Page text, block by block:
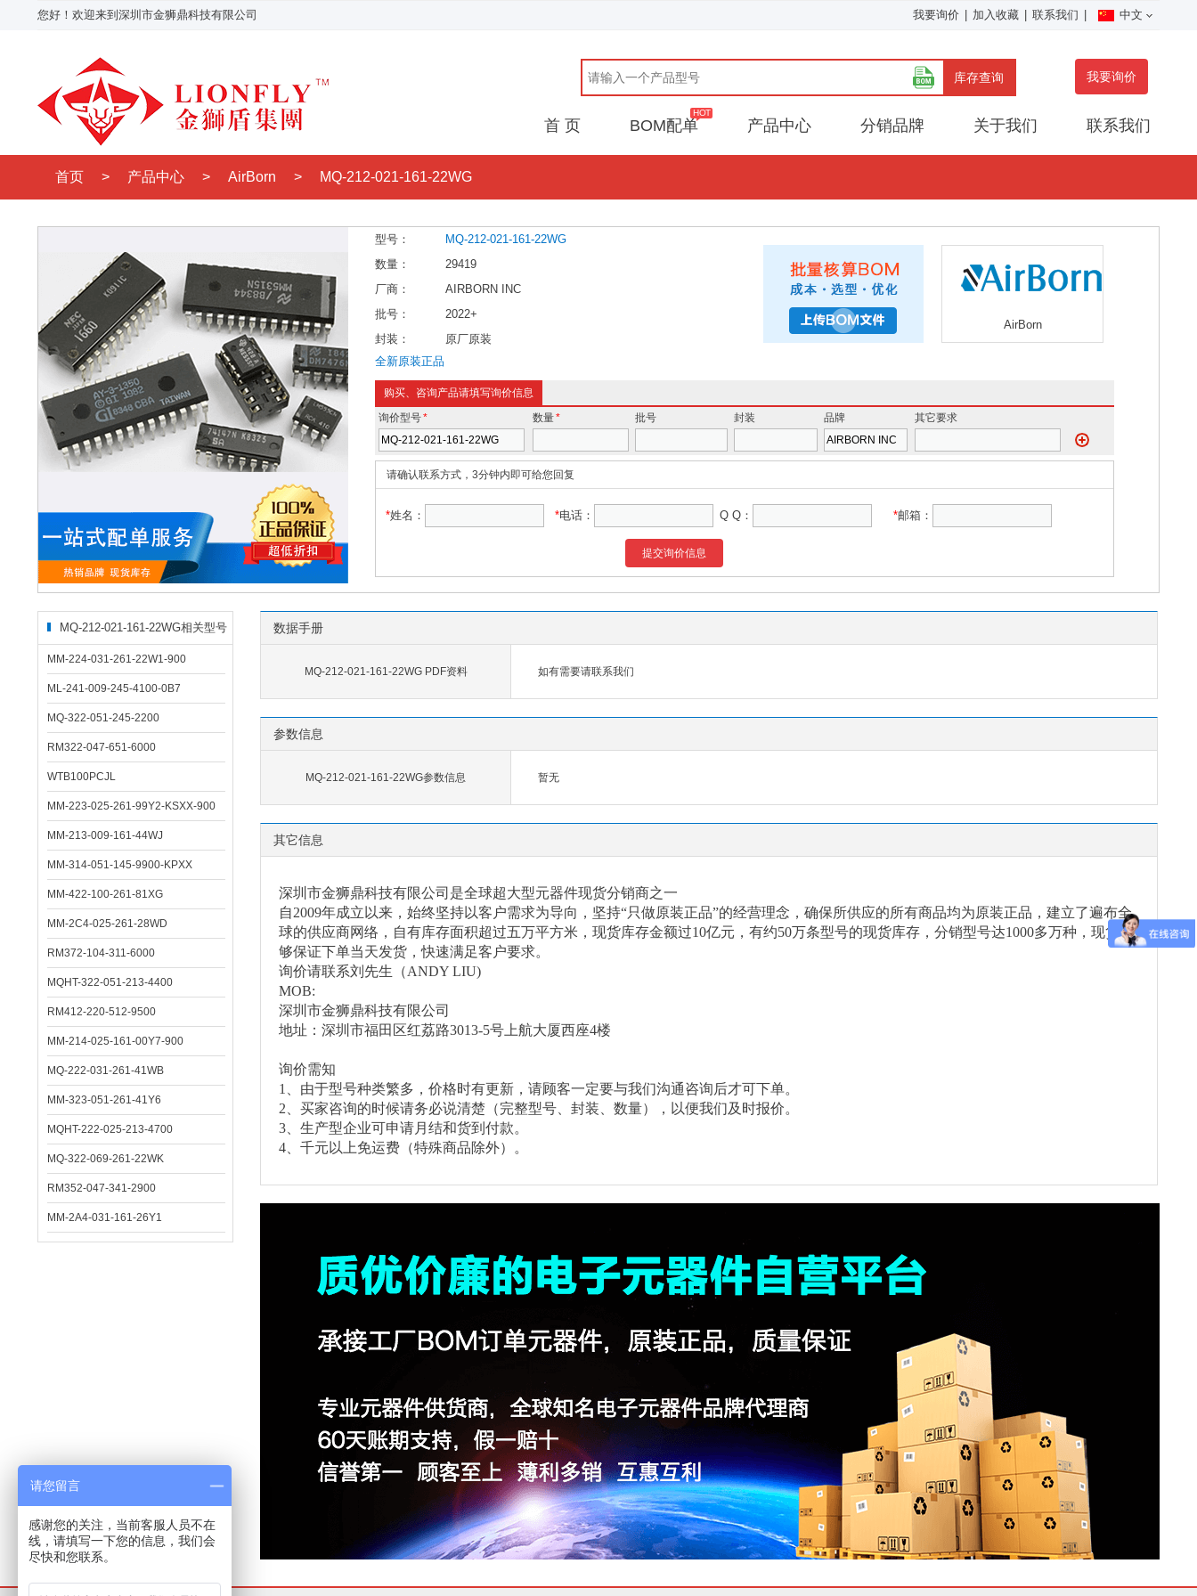
您好！欢迎来到深圳市金狮鼎科技有限公司 我要询价 加入收藏 联系我们 中文
库存查询 我要询价
首 页 BOM配单 产品中心 分销品牌 关于我们 联系我们
首页 > 产品中心 > AirBorn > MQ-212-021-161-22WG
型号：
MQ-212-021-161-22WG
数量：
29419
厂商：
AIRBORN INC
批号：
2022+
封装：
原厂原装
全新原装正品
AirBorn
购买、咨询产品请填写询价信息
询价型号* 数量* 批号 封装 品牌 其它要求
请确认联系方式，3分钟内即可给您回复
*姓名： *电话： Q Q： *邮箱：
提交询价信息
MQ-212-021-161-22WG相关型号
MM-224-031-261-22W1-900
ML-241-009-245-4100-0B7
MQ-322-051-245-2200
RM322-047-651-6000
WTB100PCJL
MM-223-025-261-99Y2-KSXX-900
MM-213-009-161-44WJ
MM-314-051-145-9900-KPXX
MM-422-100-261-81XG
MM-2C4-025-261-28WD
RM372-104-311-6000
MQHT-322-051-213-4400
RM412-220-512-9500
MM-214-025-161-00Y7-900
MQ-222-031-261-41WB
MM-323-051-261-41Y6
MQHT-222-025-213-4700
MQ-322-069-261-22WK
RM352-047-341-2900
MM-2A4-031-161-26Y1
数据手册
MQ-212-021-161-22WG PDF资料 如有需要请联系我们
参数信息
MQ-212-021-161-22WG参数信息 暂无
其它信息
深圳市金狮鼎科技有限公司是全球超大型元器件现货分销商之一
自2009年成立以来，始终坚持以客户需求为导向，坚持“只做原装正品”的经营理念，确保所供应的所有商品均为原装正品，建立了遍布全
球的供应商网络，自有库存面积超过五万平方米，现货库存金额过10亿元，有约50万条型号的现货库存，分销型号达1000多万种，现货能
够保证下单当天发货，快速满足客户要求。
询价请联系刘先生（ANDY LIU)
MOB:
深圳市金狮鼎科技有限公司
地址：深圳市福田区红荔路3013-5号上航大厦西座4楼
询价需知
1、由于型号种类繁多，价格时有更新，请顾客一定要与我们沟通咨询后才可下单。
2、买家咨询的时候请务必说清楚（完整型号、封装、数量），以便我们及时报价。
3、生产型企业可申请月结和货到付款。
4、千元以上免运费（特殊商品除外）。
请您留言
感谢您的关注，当前客服人员不在
线，请填写一下您的信息，我们会
尽快和您联系。